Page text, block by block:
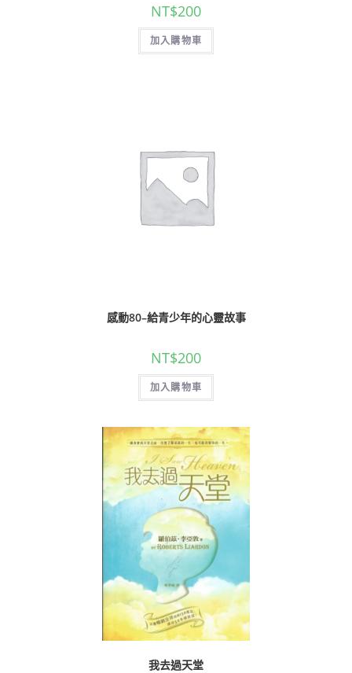
NT$200
加入購物車
感動80–給青少年的心靈故事
NT$200
加入購物車
我去過天堂